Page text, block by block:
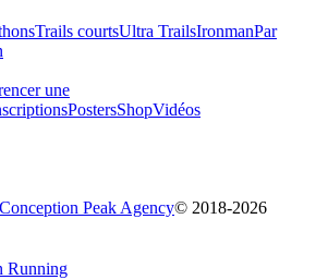
Trails courtsUltra TrailsIronmanPar
une
PostersShopVidéos
Conception Peak Agency© 2018-2026
Running